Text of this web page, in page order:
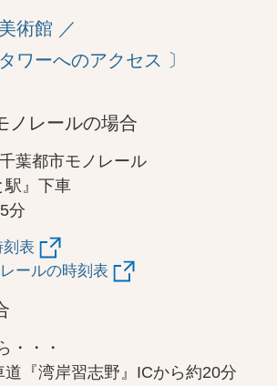
術館 ／
ワーへのアクセス 〕
ノレールの場合
葉都市モノレール
駅』下車
分
表
ールの時刻表
・・・
道『湾岸習志野』ICから約20分